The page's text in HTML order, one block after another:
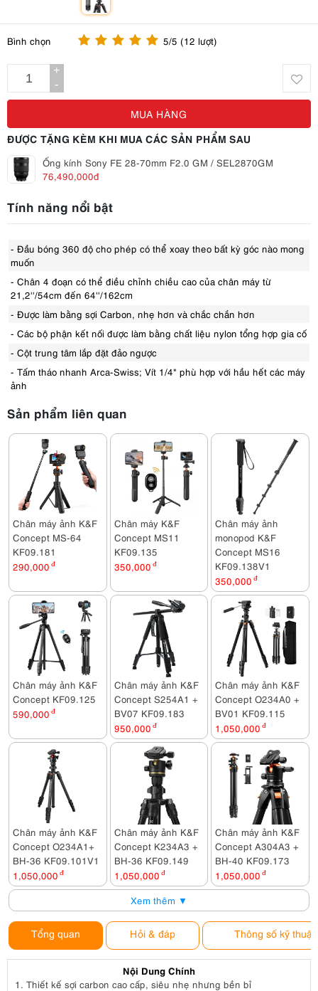
Bình chọn 5/5 (12 lượt)
+
-
MUA HÀNG
ĐƯỢC TẶNG KÈM KHI MUA CÁC SẢN PHẨM SAU
Ống kính Sony FE 28-70mm F2.0 GM / SEL2870GM
76,490,000đ
Tính năng nổi bật
- Đầu bóng 360 độ cho phép có thể xoay theo bất kỳ góc nào mong
muốn
- Chân 4 đoạn có thể điều chỉnh chiều cao của chân máy từ
21,2''/54cm đến 64''/162cm
- Được làm bằng sợi Carbon, nhẹ hơn và chắc chắn hơn
- Các bộ phận kết nối được làm bằng chất liệu nylon tổng hợp gia cố
- Cột trung tâm lắp đặt đảo ngược
- Tấm tháo nhanh Arca-Swiss; Vít 1/4" phù hợp với hầu hết các máy
ảnh
Sản phẩm liên quan
Chân máy ảnh K&F
Concept MS-64
KF09.181
290,000 đ
Chân máy K&F
Concept MS11
KF09.135
350,000 đ
Chân máy ảnh
monopod K&F
Concept MS16
KF09.138V1
350,000 đ
Chân máy ảnh K&F
Concept KF09.125
590,000 đ
Chân máy ảnh K&F
Concept S254A1 +
BV07 KF09.183
950,000 đ
Chân máy ảnh K&F
Concept O234A0 +
BV01 KF09.115
1,050,000 đ
Chân máy ảnh K&F
Concept O234A1+
BH-36 KF09.101V1
1,050,000 đ
Chân máy ảnh K&F
Concept K234A3 +
BH-36 KF09.149
1,050,000 đ
Chân máy ảnh K&F
Concept A304A3 +
BH-40 KF09.173
1,050,000 đ
Xem thêm ▼
Tổng quan Hỏi & đáp Thông số kỹ thuật
Nội Dung Chính
1. Thiết kế sợi carbon cao cấp, siêu nhẹ nhưng bền bỉ